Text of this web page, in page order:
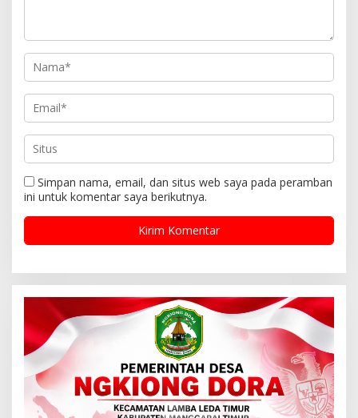
Simpan nama, email, dan situs web saya pada peramban
ini untuk komentar saya berikutnya.